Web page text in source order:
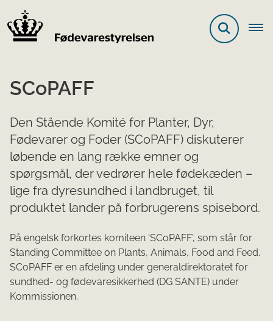
SCoPAFF
Den Stående Komité for Planter, Dyr,
Fødevarer og Foder (SCoPAFF) diskuterer
løbende en lang række emner og
spørgsmål, der vedrører hele fødekæden –
lige fra dyresundhed i landbruget, til
produktet lander på forbrugerens spisebord.
På engelsk forkortes komiteen 'SCoPAFF', som står for
Standing Committee on Plants, Animals, Food and Feed.
SCoPAFF er en afdeling under generaldirektoratet for
sundhed- og fødevaresikkerhed (DG SANTE) under
Kommissionen.